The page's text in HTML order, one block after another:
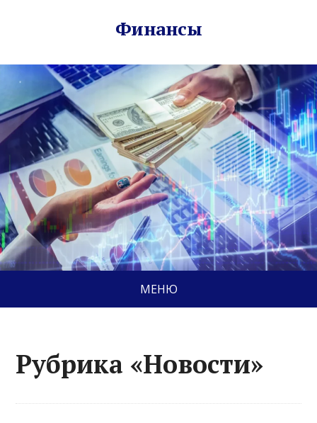
Финансы
МЕНЮ
Рубрика «Новости»